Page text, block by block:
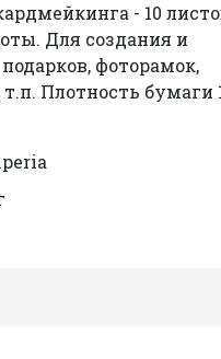
- 10
Для создания и
фоторамок,
Плотность бумаги